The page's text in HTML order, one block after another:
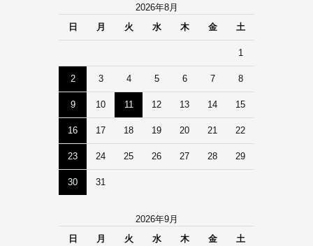
2026年8月
日
月 火 水 木 金 土
1
2 3 4 5 6 7 8
9 10 11 12 13 14 15
16 17 18 19 20 21 22
23 24 25 26 27 28 29
30 31
2026年9月
日
月 火 水 木 金 土